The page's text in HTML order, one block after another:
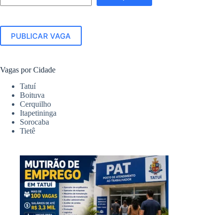
PUBLICAR VAGA
Vagas por Cidade
Tatuí
Boituva
Cerquilho
Itapetininga
Sorocaba
Tietê